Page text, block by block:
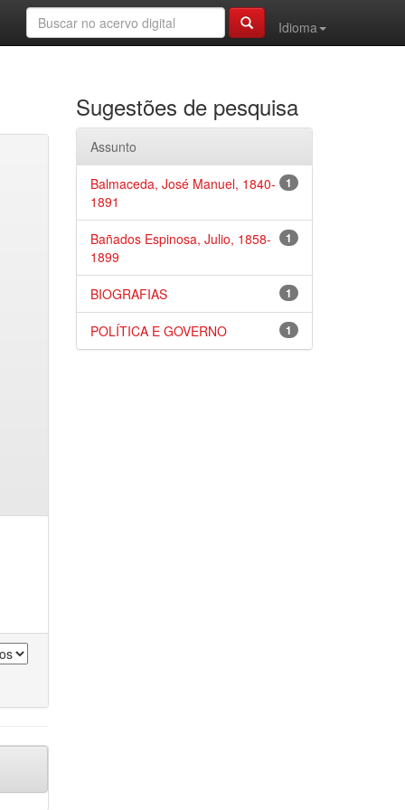
Idioma
Sugestões de pesquisa
Assunto
1
Balmaceda, José Manuel, 1840-
1891
1
Bañados Espinosa, Julio, 1858-
1899
1
BIOGRAFIAS
1
POLÍTICA E GOVERNO